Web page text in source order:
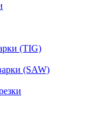
(TIG)
(SAW)